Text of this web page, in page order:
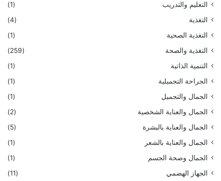
التعليم والتدريب
(1)
التغذية
(4)
التغذية الصحية
(1)
التغذية والصحة
(259)
التنمية الذاتية
(1)
الجراحة التجميلية
(1)
الجمال والتجميل
(1)
الجمال والعناية الشخصية
(2)
الجمال والعناية بالبشرة
(5)
الجمال والعناية بالشعر
(1)
الجمال وصحة الجسم
(1)
الجهاز الهضمي
(11)